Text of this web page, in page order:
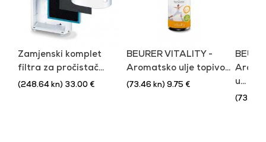
Zamjenski komplet
filtra za pročistač...
(248.64 kn) 33.00 €
BEURER VITALITY -
Aromatsko ulje topivo...
(73.46 kn) 9.75 €
u...
(73.46